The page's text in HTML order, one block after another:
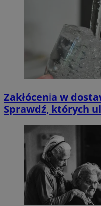
Zakłócenia w
Sprawdź, których